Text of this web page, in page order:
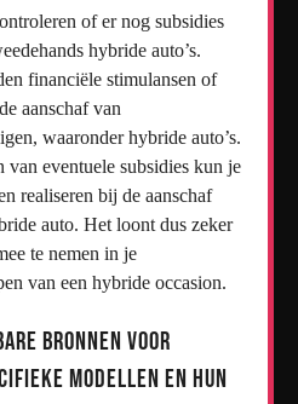
of er nog subsidies
hybride auto’s.
financiële stimulansen of
aanschaf van
waaronder hybride auto’s.
eventuele subsidies kun je
realiseren bij de aanschaf
auto. Het loont dus zeker
te nemen in je
van een hybride occasion.
bronnen voor
modellen en hun